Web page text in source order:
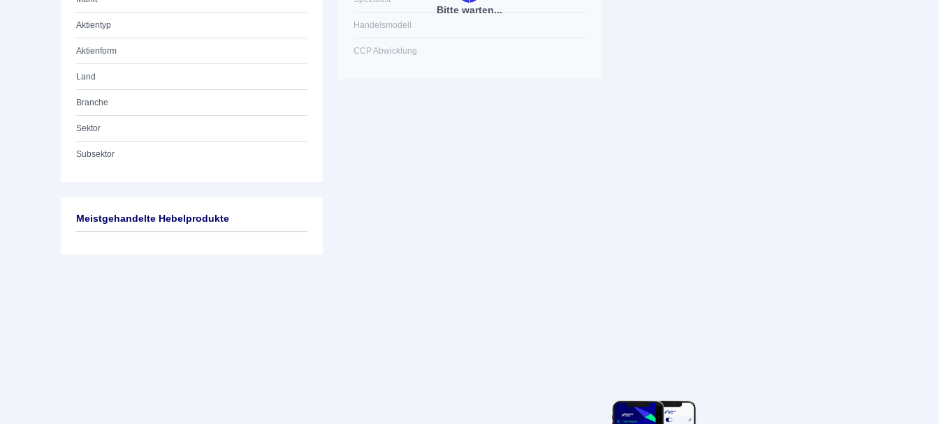
Aktientyp
Aktienform
Land
Branche
Sektor
Subsektor
Bitte warten...
Handelsmodell
CCP Abwicklung
Meistgehandelte Hebelprodukte